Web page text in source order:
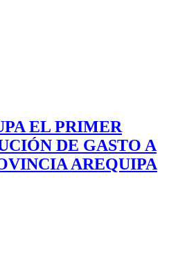
EL PRIMER
DE GASTO A
AREQUIPA